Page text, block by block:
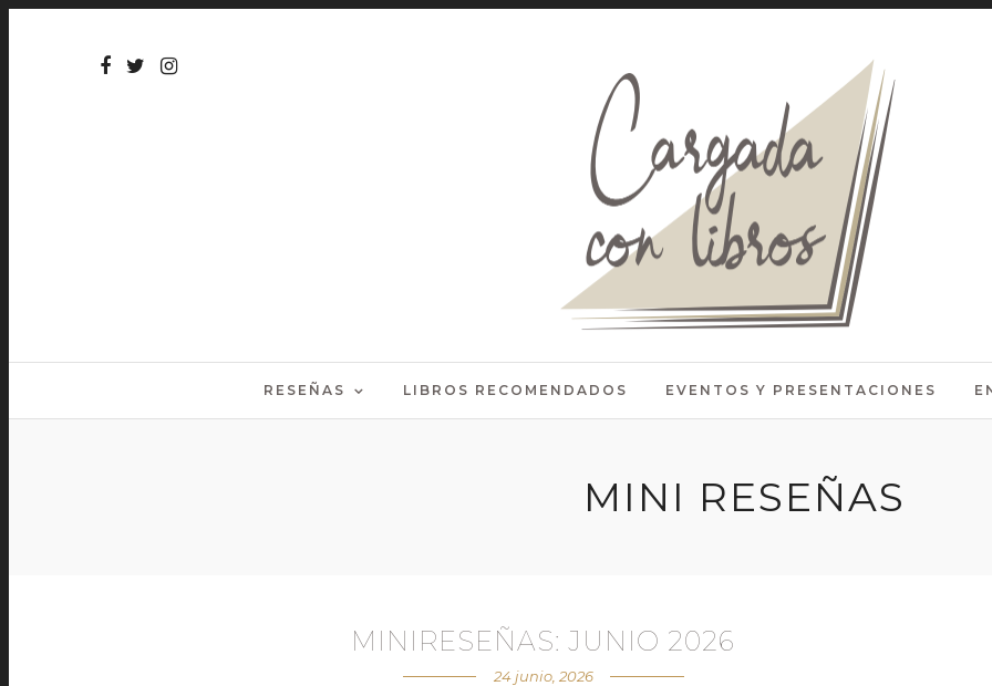
RESEÑAS LIBROS RECOMENDADOS EVENTOS Y PRESENTACIONES
MINI RESEÑAS
MINIRESEÑAS: JUNIO 2026
24 junio, 2026